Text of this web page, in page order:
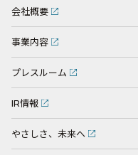
会社概要
事業内容
プレスルーム
IR情報
やさしさ、未来へ